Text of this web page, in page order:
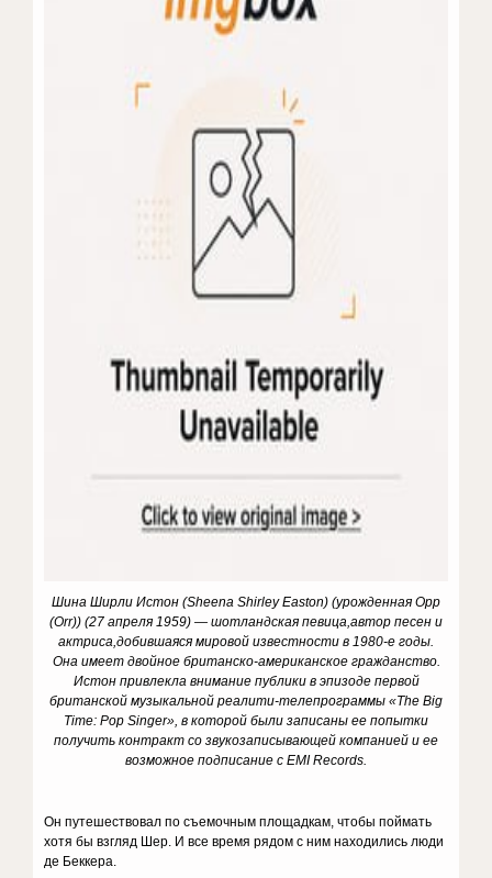
Шина Ширли Истон (Sheena Shirley Easton) (урожденная Орр
(Orr)) (27 апреля 1959) — шотландская певица,автор песен и
актриса,добившаяся мировой известности в 1980-е годы.
Она имеет двойное британско-американское гражданство.
Истон привлекла внимание публики в эпизоде первой
британской музыкальной реалити-телепрограммы «The Big
Time: Pop Singer», в которой были записаны ее попытки
получить контракт со звукозаписывающей компанией и ее
возможное подписание с EMI Records.
Он путешествовал по съемочным площадкам, чтобы поймать
хотя бы взгляд Шер. И все время рядом с ним находились люди
де Беккера.